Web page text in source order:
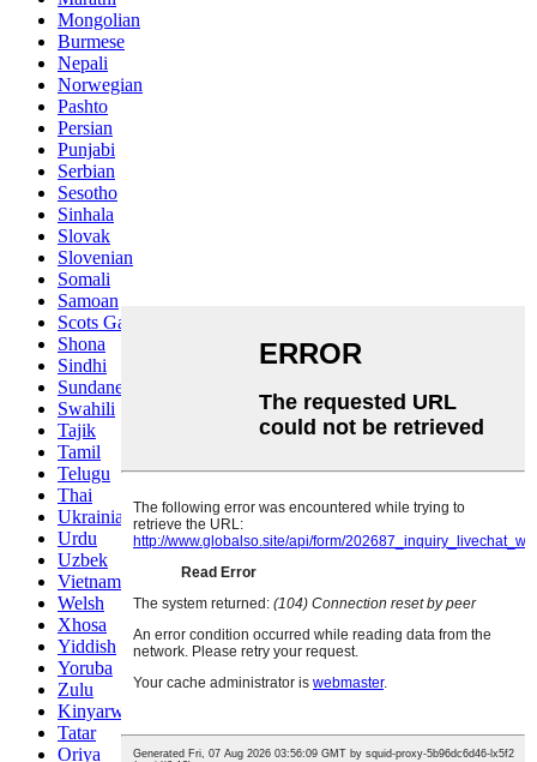
Mongolian
Burmese
Nepali
Norwegian
Pashto
Persian
Punjabi
Serbian
Sesotho
Sinhala
Slovak
Slovenian
Somali
Samoan
Scots Gaelic
Shona
Sindhi
Sundanese
Swahili
Tajik
Tamil
Telugu
Thai
Ukrainian
Urdu
Uzbek
Vietnamese
Welsh
Xhosa
Yiddish
Yoruba
Zulu
Kinyarwanda
Tatar
Oriya